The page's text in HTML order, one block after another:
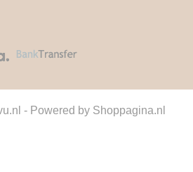
- Powered by Shoppagina.nl